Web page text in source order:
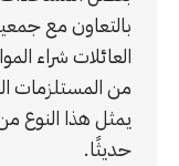
بالتعاون مع
العائلات شراء
من المستلزمات
يمثل هذا النوع
حديثًا.